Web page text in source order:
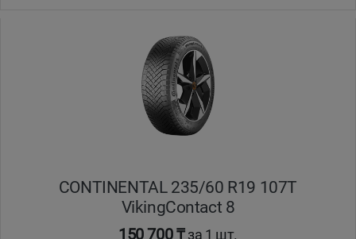
CONTINENTAL 235/60 R19 107T
VikingContact 8
150 700 ₸за 1 шт.